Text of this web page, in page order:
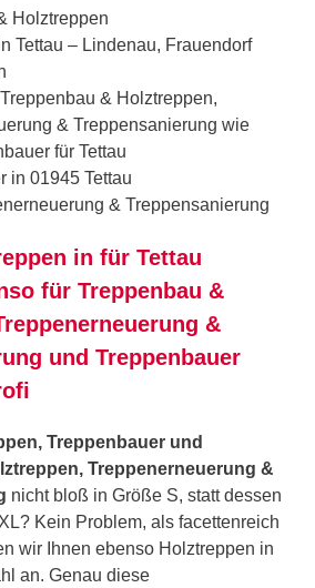
Holztreppen
Tettau – Lindenau, Frauendorf
& Holztreppen,
& Treppensanierung wie
für Tettau
in 01945 Tettau
& Treppensanierung
in für Tettau
für Treppenbau &
&
und Treppenbauer
Treppenbauer und
Treppenerneuerung &
nicht bloß in Größe S, statt dessen
Kein Problem, als facettenreich
wir Ihnen ebenso Holztreppen in
an. Genau diese